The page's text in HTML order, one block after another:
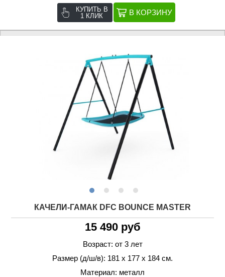
КУПИТЬ В
1 КЛИК
КАЧЕЛИ-ГАМАК DFC BOUNCE MASTER
15 490 руб
Возраст: от 3 лет
Размер (д/ш/в): 181 х 177 х 184 см.
Материал: металл